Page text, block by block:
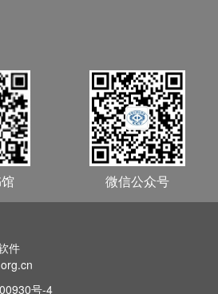
微信公众号
件
号-4